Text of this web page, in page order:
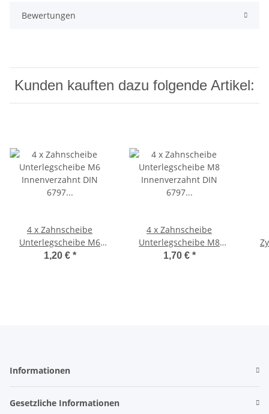
Bewertungen
Kunden kauften dazu folgende Artikel:
4 x Zahnscheibe
Unterlegscheibe M6
Innenverzahnt DIN 6797
1,20 € *
4 x Zahnscheibe
Unterlegscheibe M8
Innenverzahnt DIN 6797
1,70 € *
Informationen
Gesetzliche Informationen